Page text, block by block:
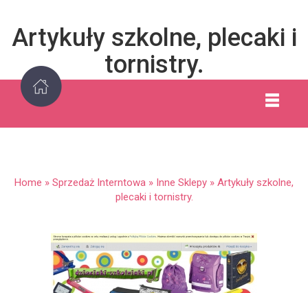
Artykuły szkolne, plecaki i
tornistry.
Home » Sprzedaż Interntowa » Inne Sklepy » Artykuły szkolne,
plecaki i tornistry.